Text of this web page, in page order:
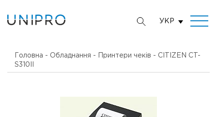
УКР
Головна - Обладнання - Принтери чеків - CITIZEN CT-
S310II